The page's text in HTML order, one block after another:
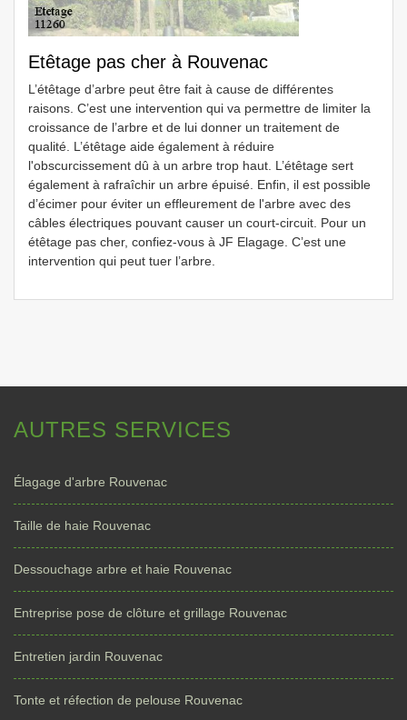
Etêtage pas cher à Rouvenac
L’étêtage d’arbre peut être fait à cause de différentes
raisons. C’est une intervention qui va permettre de limiter la
croissance de l’arbre et de lui donner un traitement de
qualité. L’étêtage aide également à réduire
l'obscurcissement dû à un arbre trop haut. L’étêtage sert
également à rafraîchir un arbre épuisé. Enfin, il est possible
d’écimer pour éviter un effleurement de l'arbre avec des
câbles électriques pouvant causer un court-circuit. Pour un
étêtage pas cher, confiez-vous à JF Elagage. C’est une
intervention qui peut tuer l’arbre.
AUTRES SERVICES
Élagage d'arbre Rouvenac
Taille de haie Rouvenac
Dessouchage arbre et haie Rouvenac
Entreprise pose de clôture et grillage Rouvenac
Entretien jardin Rouvenac
Tonte et réfection de pelouse Rouvenac